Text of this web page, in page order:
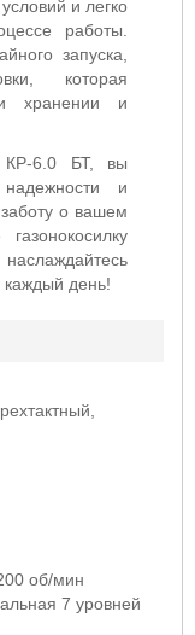
и легко
работы.
запуска,
которая
хранении и
КР-6.0 БТ, вы
и
о вашем
день!
об/мин
7 уровней